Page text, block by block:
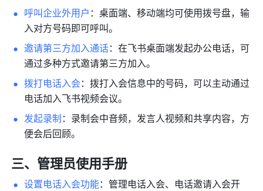
呼叫企业外用户 ：桌面端、移动端均可使用拨号盘，输
入对方号码即可呼叫。
邀请第三方加入通话：在飞书桌面端发起办公电话，可
通过多种方式邀请第三方加入。
拨打电话入会：拨打入会信息中的号码，可以主动通过
电话加入飞书视频会议。
发起录制：录制会中音频，发言人视频和共享内容，方
便会后回顾。
三、管理员使用手册
设置电话入会功能：管理电话入会、电话邀请入会开